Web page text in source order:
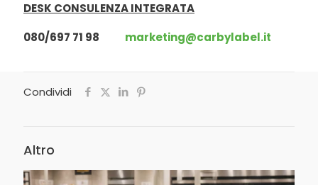
DESK CONSULENZA INTEGRATA
080/697 71 98 marketing@carbylabel.it
Condividi
Altro